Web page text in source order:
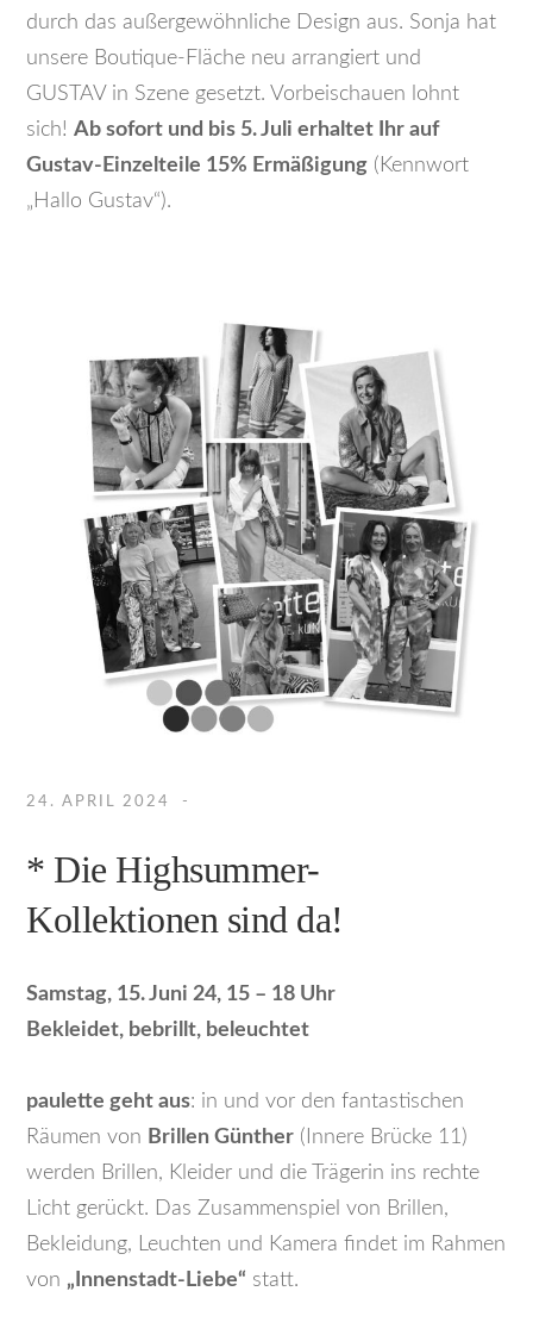
durch das außergewöhnliche Design aus. Sonja hat
unsere Boutique-Fläche neu arrangiert und
GUSTAV in Szene gesetzt. Vorbeischauen lohnt
sich!Ab sofort und bis 5. Juli erhaltet Ihr auf
Gustav-Einzelteile 15% Ermäßigung (Kennwort
„Hallo Gustav“).
24. APRIL 2024
* Die Highsummer-
Kollektionen sind da!
Samstag, 15. Juni 24, 15 – 18 Uhr
Bekleidet, bebrillt, beleuchtet
paulette geht aus: in und vor den fantastischen
Räumen von Brillen Günther (Innere Brücke 11)
werden Brillen, Kleider und die Trägerin ins rechte
Licht gerückt. Das Zusammenspiel von Brillen,
Bekleidung, Leuchten und Kamera findet im Rahmen
von „Innenstadt-Liebe“ statt.